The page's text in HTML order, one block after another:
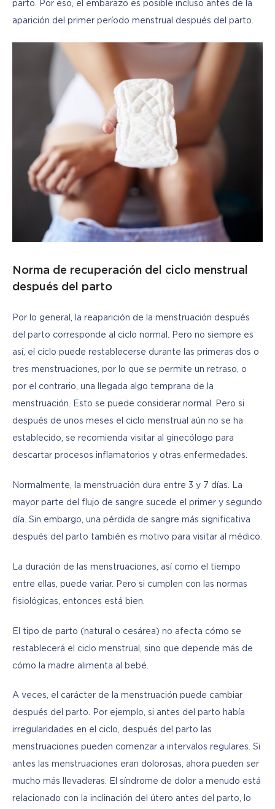
parto. Por eso, el embarazo es posible incluso antes de la
aparición del primer período menstrual después del parto.
Norma de recuperación del ciclo menstrual
después del parto
Por lo general, la reaparición de la menstruación después
del parto corresponde al ciclo normal. Pero no siempre es
así, el ciclo puede restablecerse durante las primeras dos o
tres menstruaciones, por lo que se permite un retraso, o
por el contrario, una llegada algo temprana de la
menstruación. Esto se puede considerar normal. Pero si
después de unos meses el ciclo menstrual aún no se ha
establecido, se recomienda visitar al ginecólogo para
descartar procesos inflamatorios y otras enfermedades.
Normalmente, la menstruación dura entre 3 y 7 días. La
mayor parte del flujo de sangre sucede el primer y segundo
día. Sin embargo, una pérdida de sangre más significativa
después del parto también es motivo para visitar al médico.
La duración de las menstruaciones, así como el tiempo
entre ellas, puede variar. Pero si cumplen con las normas
fisiológicas, entonces está bien.
El tipo de parto (natural o cesárea) no afecta cómo se
restablecerá el ciclo menstrual, sino que depende más de
cómo la madre alimenta al bebé.
A veces, el carácter de la menstruación puede cambiar
después del parto. Por ejemplo, si antes del parto había
irregularidades en el ciclo, después del parto las
menstruaciones pueden comenzar a intervalos regulares. Si
antes las menstruaciones eran dolorosas, ahora pueden ser
mucho más llevaderas. El síndrome de dolor a menudo está
relacionado con la inclinación del útero antes del parto, lo